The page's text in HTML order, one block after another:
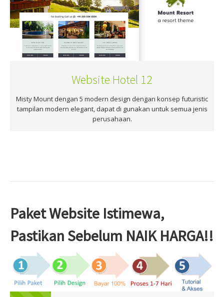
Website Hotel 12
Misty Mount dengan 5 modern design dengan konsep futuristic
tampilan modern elegant, dapat di gunakan untuk semua jenis
perusahaan.
Paket Website Istimewa,
Pastikan Sebelum NAIK HARGA!!